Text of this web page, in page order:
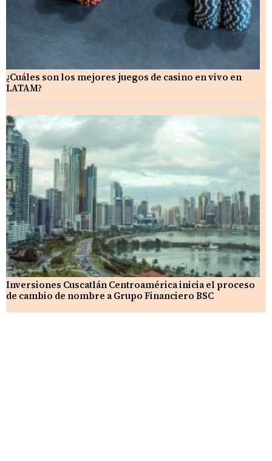
¿Cuáles son los mejores juegos de casino en vivo en
LATAM?
Inversiones Cuscatlán Centroamérica inicia el proceso
de cambio de nombre a Grupo Financiero BSC